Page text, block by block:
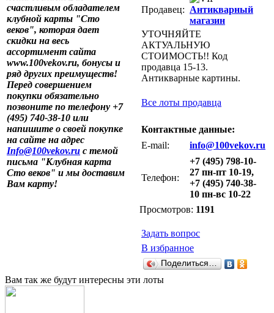
счастливым обладателем
клубной карты "Сто
веков", которая дает
скидки на весь
ассортимент сайта
www.100vekov.ru, бонусы и
ряд других преимуществ!
Перед совершением
покупки обязательно
позвоните по телефону +7
(495) 740-38-10 или
напишите о своей покупке
на сайте на адрес
Info@100vekov.ru с темой
письма "Клубная карта
Сто веков" и мы доставим
Вам карту!
Продавец: Антикварный
магазин
УТОЧНЯЙТЕ
АКТУАЛЬНУЮ
СТОИМОСТЬ!! Код
продавца 15-13.
Антикварные картины.
Все лоты продавца
Контактные данные:
E-mail:
info@100vekov.ru
Телефон:
+7 (495) 798-10-
27 пн-пт 10-19,
+7 (495) 740-38-
10 пн-вс 10-22
Просмотров: 1191
Задать вопрос
В избранное
Поделиться…
Вам так же будут интересны эти лоты